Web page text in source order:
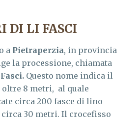
DI LI FASCI
a Pietraperzia, in provincia
la processione, chiamata
Questo nome indica il
8 metri, al quale
circa 200 fasce di lino
30 metri. Il crocefisso